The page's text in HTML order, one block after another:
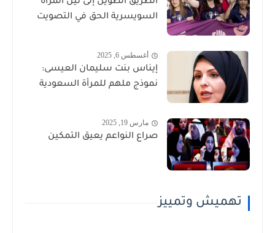
الطريق الطويل إلى نيل المرأة
السويسرية الحق في التصويت
أغسطس 6, 2025
إيناس بنت سليمان العيسى:
نموذج ملهم للمرأة السعودية
مارس 19, 2025
صراع النواعم يعيق التمكين
تهميش وتمييز